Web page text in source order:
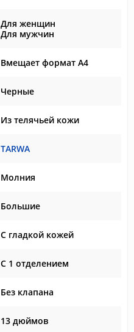
Для женщин
Для мужчин
Вмещает формат А4
Черные
Из телячьей кожи
TARWA
Молния
Большие
С гладкой кожей
С 1 отделением
Без клапана
13 дюймов